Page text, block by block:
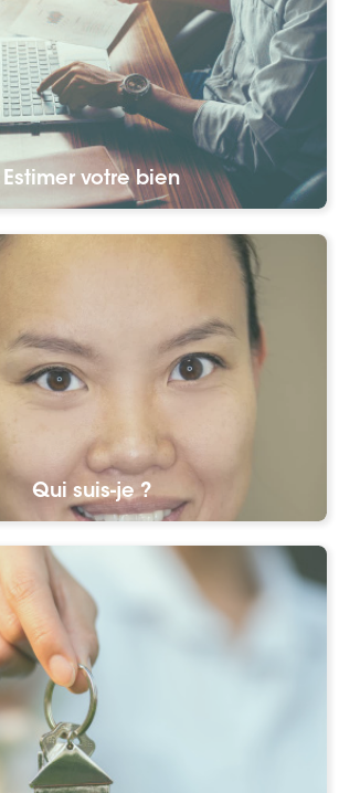
Estimer votre bien
Qui suis-je ?